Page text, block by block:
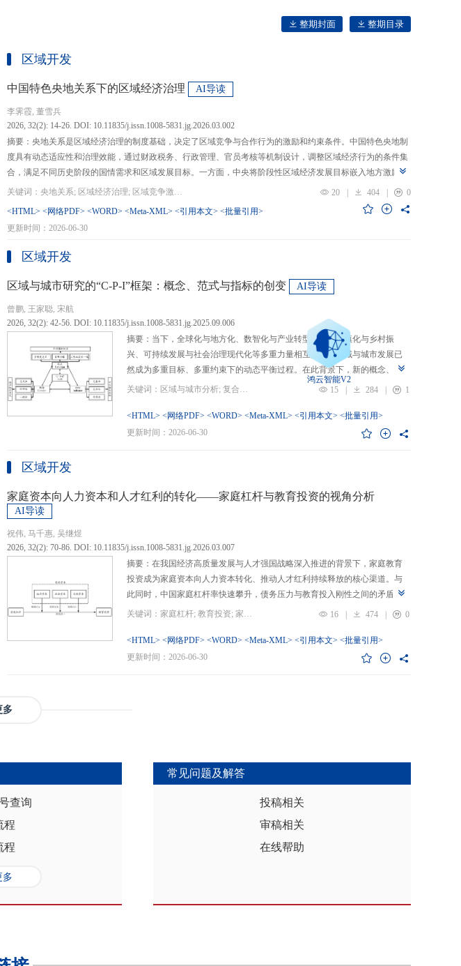
整期封面 整期目录
区域开发
中国特色央地关系下的区域经济治理 AI导读
李霁霞, 董雪兵
2026, 32(2): 14-26. DOI: 10.11835/j.issn.1008-5831.jg.2026.03.002
摘要：央地关系是区域经济治理的制度基础，决定了区域竞争与合作行为的激励和约束条件。中国特色央地制
度具有动态适应性和治理效能，通过财政税务、行政管理、官员考核等机制设计，调整区域经济行为的条件集
合，满足不同历史阶段的国情需求和区域发展目标。一方面，中央将阶段性区域经济发展目标嵌入地方激励机
制，引导区域竞争策略转变，包括竞争标的从“为增长而竞争”转向“为发展而竞争”，支出行为从“重建设、轻民
生”转向“基本公共服务均等化”，发展模式从“地方保护”转向“发挥比较优势”，以区域竞争激励和竞争策略优化
提升区域经济治理效率。另一方面，中央通过对口支援、一体化合作、主体功能区建设等制度安排，在保留区
域竞争激励的同时，降低区域合作成本，提高区域合作收益，形成优势互补、规模效益最大化、外部性内部化
等跨区域合作模式，实现国家治理和区域治理效率的统一。在区域经济格局深刻变革与国内发展目标转型升级
的背景下，区域经济治理面临新形势与新挑战。未来区域经济治理研究应聚焦数字时代区域协调发展、因地制
宜发展新质生产力、构建全国统一大市场等重大现实问题，从新治理主体、新发展目标、新治理工具等维度深
化探索，进一步丰富和完善中国特色区域经济治理理论体系，为新时代区域协调发展与区域高质量发展提供学
理支撑。
关键词：央地关系; 区域经济治理; 区域竞争激励; 跨区域合作 20 | 404 |
0
<HTML> <网络PDF> <WORD> <Meta-XML> <引用本文> <批量引用>
更新时间：2026-06-30
区域开发
区域与城市研究的“C-P-I”框架：概念、范式与指标的创变 AI导读
曾鹏, 王家聪, 宋航
2026, 32(2): 42-56. DOI: 10.11835/j.issn.1008-5831.jg.2025.09.006
摘要：当下，全球化与地方化、数智化与产业转型、新型城镇化与乡村振
兴、可持续发展与社会治理现代化等多重力量相互交织，区域与城市发展已
然成为多重目标、多重约束下的动态平衡过程。在此背景下，新的概念、新
的要求、新的范围不断涌现，形成了以“A视角下的B”“面向A的B”“基于A的B”
而是蕴含了新的目标要求、关系规范或作用范围，代表了对区域与城市复杂
问题的新认知。然而，目前学术界对于这类复杂概念的综合评价研究相对滞
概念内涵关键方面，也缺乏系统检验。对此，文章提出区域与城市研究的“C-
重一致性，即确保概念界定与测量操作的逻辑统一。其次，在指标体系科学
构建上，采用多维交叉原则，深入交叉单元层面进行刻画；层级分解原则，
建立从目的层到场景层、要素层、观测层、指标层和说明层的系统结构；应
然实然一体原则，实现理论理想与现实测量的统一。最后，在具体指标可信
选择上，强调完备性，全面覆盖概念内涵；强调复合性，体现概念的交叉交
架不仅提供了评价复杂概念的工具，更蕴含促进复杂概念发现与再生产的机
制，能够推动区域分析从传统的、相对静态的、单一维度的模式，向更加动
关键词：区域与城市分析; 复合概念; “C-P-I”框架; 指标体系 15 | 284 | 1
<HTML> <网络PDF> <WORD> <Meta-XML> <引用本文> <批量引用>
更新时间：2026-06-30
区域开发
家庭资本向人力资本和人才红利的转化——家庭杠杆与教育投资的视角分析
AI导读
祝伟, 马千惠, 吴继煜
2026, 32(2): 70-86. DOI: 10.11835/j.issn.1008-5831.jg.2026.03.007
摘要：在我国经济高质量发展与人才强国战略深入推进的背景下，家庭教育
投资成为家庭资本向人力资本转化、推动人才红利持续释放的核心渠道。与
此同时，中国家庭杠杆率快速攀升，债务压力与教育投入刚性之间的矛盾日
益凸显，二者的互动关系直接关系到人力资本积累效率、教育公平与家庭金
育投资的作用机制，且普遍忽视家庭经济、社会、文化资本的综合调节效应
与多维度异质性特征。基于此，文章利用2017年和2019年中国家庭金融调查
弱，表明资本充裕家庭可依靠自有资源满足教育需求，降低对债务融资的依
赖。第三，异质性分析结果显示，债务多元化水平较低、主要依赖内源融资
以及城镇的家庭在杠杆上升时更倾向于增加更多的教育投资。第四，进一步
讨论后发现，家庭杠杆与教育投资之间存在倒“U”型的非线性关系，当家庭财
务压力较轻时，杠杆上升会促使家庭增加教育投入，但财务负担过重时则导
致教育支出削减，说明适度杠杆可缓解流动性约束并支撑教育投入，而过度
关键词：家庭杠杆; 教育投资; 家庭资本; 家庭债务结构; CHFS 16 | 474 | 0
<HTML> <网络PDF> <WORD> <Meta-XML> <引用本文> <批量引用>
更新时间：2026-06-30
多
查询
程
程
多
常见问题及解答
投稿相关
审稿相关
在线帮助
鸿云智能V2